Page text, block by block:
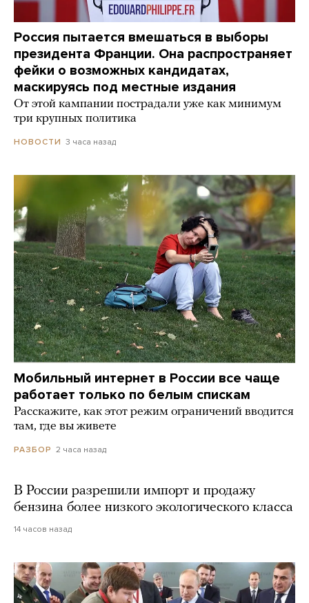
Россия пытается вмешаться в выборы
президента Франции. Она распространяет
фейки о возможных кандидатах,
маскируясь под местные издания
От этой кампании пострадали уже как минимум
три крупных политика
НОВОСТИ 3 часа назад
Мобильный интернет в России все чаще
работает только по белым спискам
Расскажите, как этот режим ограничений вводится
там, где вы живете
РАЗБОР 2 часа назад
В России разрешили импорт и продажу
бензина более низкого экологического класса
14 часов назад